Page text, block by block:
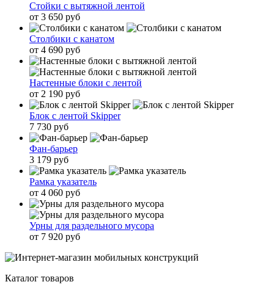
Стойки с вытяжной лентой
от 3 650 руб
Столбики с канатом
от 4 690 руб
Настенные блоки с лентой
от 2 190 руб
Блок с лентой Skipper
7 730 руб
Фан-барьер
3 179 руб
Рамка указатель
от 4 060 руб
Урны для раздельного мусора
от 7 920 руб
Каталог товаров